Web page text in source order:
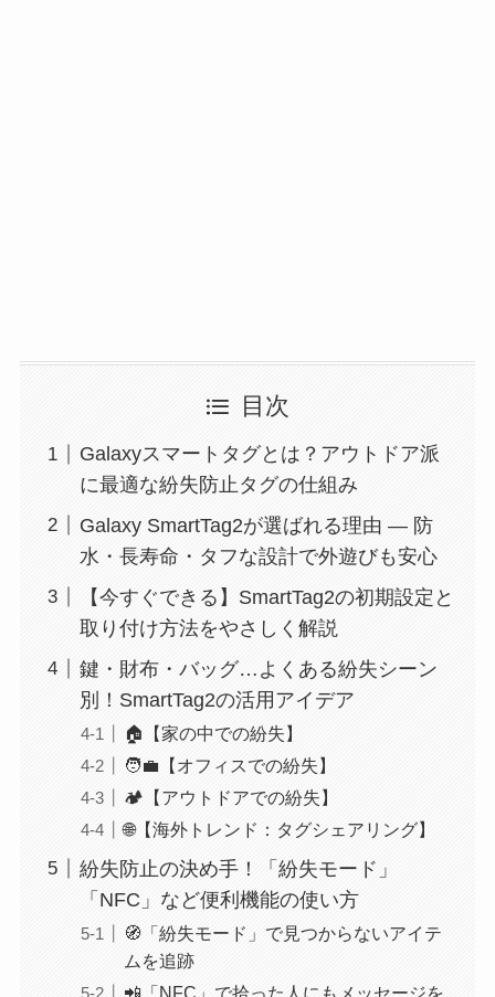
目次
Galaxyスマートタグとは？アウトドア派
に最適な紛失防止タグの仕組み
Galaxy SmartTag2が選ばれる理由 ― 防
水・長寿命・タフな設計で外遊びも安心
【今すぐできる】SmartTag2の初期設定と
取り付け方法をやさしく解説
鍵・財布・バッグ…よくある紛失シーン
別！SmartTag2の活用アイデア
🏠【家の中での紛失】
🧑‍💼【オフィスでの紛失】
🏕【アウトドアでの紛失】
🌐【海外トレンド：タグシェアリング】
紛失防止の決め手！「紛失モード」
「NFC」など便利機能の使い方
🧭「紛失モード」で見つからないアイテ
ムを追跡
📲「NFC」で拾った人にもメッセージを